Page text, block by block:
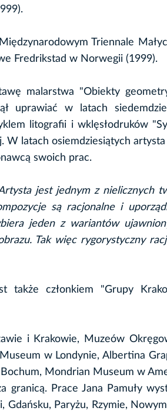
Triennale
Fredrikstad w Norwegii (1999).
malarstwa "Obiekty
uprawiać w latach
litografii i wklęsłodruków
latach osiemdziesiątych artysta
swoich prac.
jest jednym z nielicznych
są racjonalne i
jeden z wariantów
Tak więc rygorystyczny
także członkiem "Grupy
i Krakowie, Muzeów
w Londynie, Albertina
Mondrian Museum w
Prace Jana Pamuły
Gdańsku, Paryżu, Rzymie,